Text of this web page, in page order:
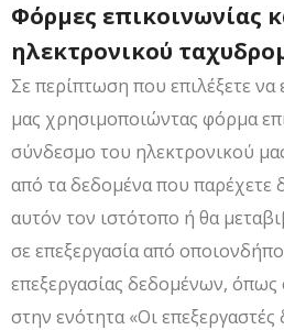
Φόρμες επικοινωνίας
ηλεκτρονικού
Σε περίπτωση που επιλέξετε να
μας χρησιμοποιώντας φόρμα
σύνδεσμο του ηλεκτρονικού
από τα δεδομένα που παρέχετε
αυτόν τον ιστότοπο ή θα
σε επεξεργασία από
επεξεργασίας δεδομένων, όπως
στην ενότητα «Οι